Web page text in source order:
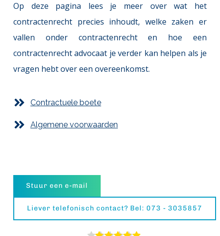
Op deze pagina lees je meer over wat het
contractenrecht precies inhoudt, welke zaken er
vallen onder contractenrecht en hoe een
contractenrecht advocaat je verder kan helpen als je
vragen hebt over een overeenkomst.
Contractuele boete
Algemene voorwaarden
Stuur een e-mail
Liever telefonisch contact? Bel: 073 - 3035857